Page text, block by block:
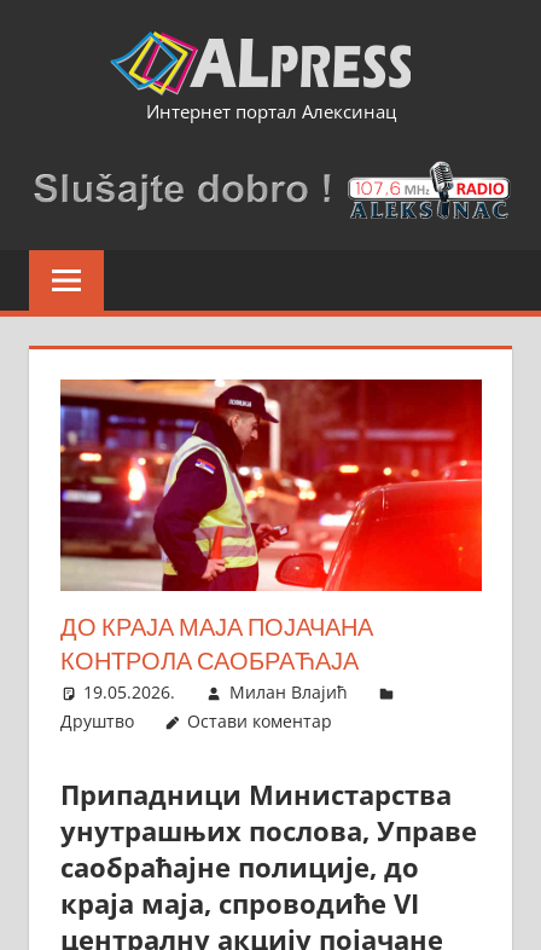
Интернет портал Алексинац
ДО КРАЈА МАЈА ПОЈАЧАНА
КОНТРОЛА САОБРАЋАЈА
19.05.2026.
Милан Влајић
Друштво
Остави коментар
Припадници Министарства
унутрашњих послова, Управе
саобраћајне полиције, до
краја маја, спроводиће VI
централну акцију појачане